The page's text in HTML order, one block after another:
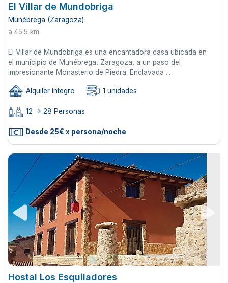
El Villar de Mundobriga
Munébrega (Zaragoza)
a 45.5 km.
El Villar de Mundobriga es una encantadora casa ubicada en
el municipio de Munébrega, Zaragoza, a un paso del
impresionante Monasterio de Piedra. Enclavada ...
Alquiler íntegro 1 unidades
12 -> 28 Personas
Desde 25€ x persona/noche
Hostal Los Esquiladores